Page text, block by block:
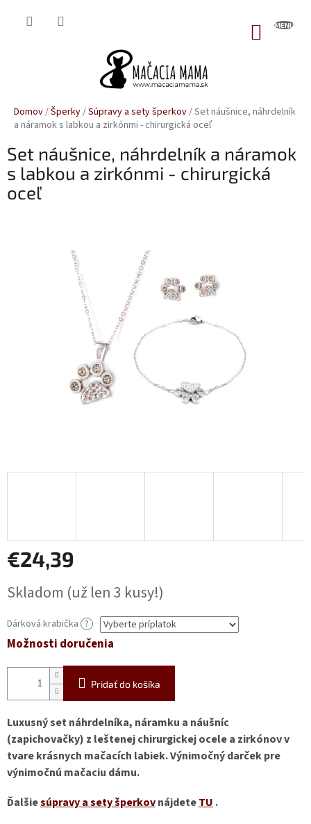
Domov/Šperky/Súpravy a sety šperkov/Set náušnice, náhrdelník
a náramok s labkou a zirkónmi - chirurgická oceľ
Set náušnice, náhrdelník a náramok
s labkou a zirkónmi - chirurgická
oceľ
€24,39
cena:
Skladom (už len 3 kusy!)
Dárková krabička ?
Možnosti doručenia
Pridať do košíka
Luxusný set náhrdelníka, náramku a náušníc
(zapichovačky) z leštenej chirurgickej ocele a zirkónov v
tvare krásnych mačacích labiek. Výnimočný darček pre
výnimočnú mačaciu dámu.
Ďalšiesúpravy a sety šperkovnájdeteTU .